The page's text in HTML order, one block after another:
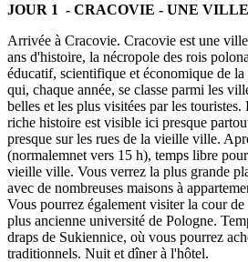
JOUR 1 - CRACOVIE - UNE
Arrivée à Cracovie. Cracovie est une
ans d'histoire, la nécropole des rois
éducatif, scientifique et économique de
qui, chaque année, se classe parmi les
belles et les plus visitées par les
riche histoire est visible ici presque
presque sur les rues de la vieille ville.
(normalemnet vers 15 h), temps libre
vieille ville. Vous verrez la plus grande
avec de nombreuses maisons à
Vous pourrez également visiter la cour
plus ancienne université de Pologne.
draps de Sukiennice, où vous pourrez
traditionnels. Nuit et dîner à l'hôtel.